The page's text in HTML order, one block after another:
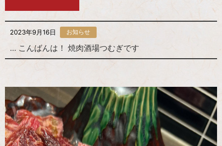
2023年9月16日 お知らせ
… こんばんは！ 焼肉酒場つむぎです